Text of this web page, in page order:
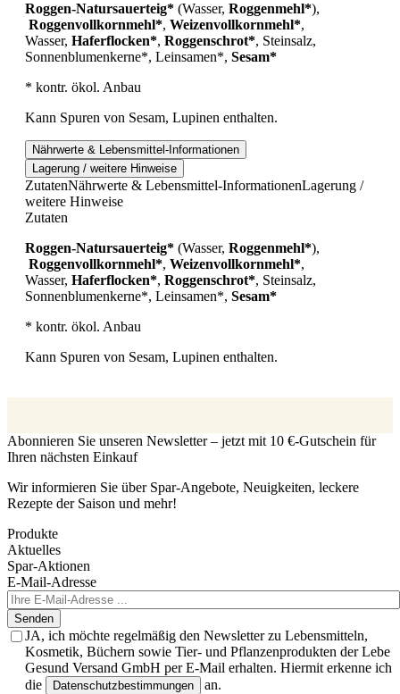
Roggen-Natursauerteig* (Wasser, Roggenmehl*),
Roggenvollkornmehl*, Weizenvollkornmehl*,
Wasser, Haferflocken*, Roggenschrot*, Steinsalz,
Sonnenblumenkerne*, Leinsamen*, Sesam*
* kontr. ökol. Anbau
Kann Spuren von Sesam, Lupinen enthalten.
Nährwerte & Lebensmittel-Informationen
Lagerung / weitere Hinweise
ZutatenNährwerte & Lebensmittel-InformationenLagerung /
weitere Hinweise
Zutaten
Roggen-Natursauerteig* (Wasser, Roggenmehl*),
Roggenvollkornmehl*, Weizenvollkornmehl*,
Wasser, Haferflocken*, Roggenschrot*, Steinsalz,
Sonnenblumenkerne*, Leinsamen*, Sesam*
* kontr. ökol. Anbau
Kann Spuren von Sesam, Lupinen enthalten.
Abonnieren Sie unseren Newsletter – jetzt mit 10 €-Gutschein für
Ihren nächsten Einkauf
Wir informieren Sie über Spar-Angebote, Neuigkeiten, leckere
Rezepte der Saison und mehr!
Produkte
Aktuelles
Spar-Aktionen
E-Mail-Adresse
Senden
JA, ich möchte regelmäßig den Newsletter zu Lebensmitteln,
Kosmetik, Büchern sowie Tier- und Pflanzenprodukten der Lebe
Gesund Versand GmbH per E-Mail erhalten. Hiermit erkenne ich
die
Datenschutzbestimmungen
an.